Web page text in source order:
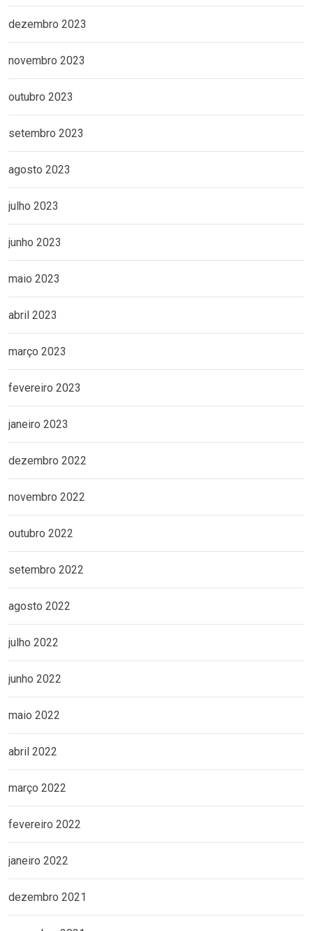
dezembro 2023
novembro 2023
outubro 2023
setembro 2023
agosto 2023
julho 2023
junho 2023
maio 2023
abril 2023
março 2023
fevereiro 2023
janeiro 2023
dezembro 2022
novembro 2022
outubro 2022
setembro 2022
agosto 2022
julho 2022
junho 2022
maio 2022
abril 2022
março 2022
fevereiro 2022
janeiro 2022
dezembro 2021